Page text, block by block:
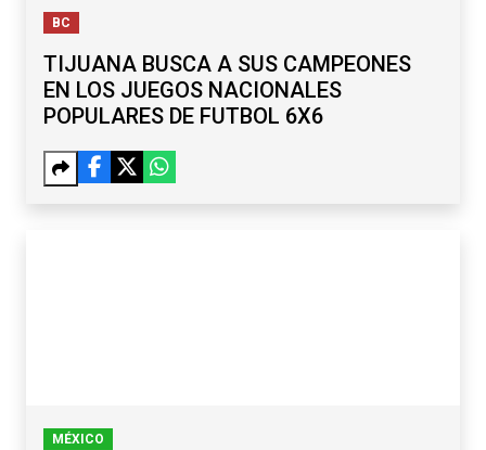
BC
TIJUANA BUSCA A SUS CAMPEONES
EN LOS JUEGOS NACIONALES
POPULARES DE FUTBOL 6X6
MÉXICO